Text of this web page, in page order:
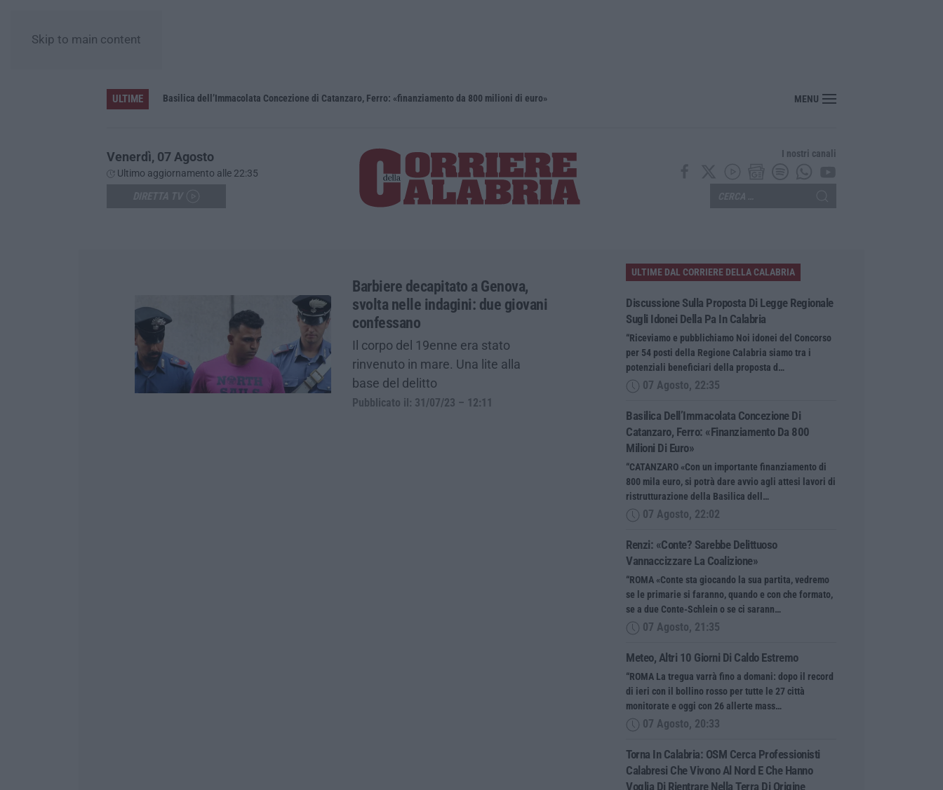
Skip to main content
ULTIME Basilica dell’Immacolata Concezione di Catanzaro, Ferro: «finanziamento da 800 milioni di euro» Renzi: «Conte? Sarebbe delittuoso vannaccizzare la coalizione»
MENU
Venerdì, 07 Agosto
Ultimo aggiornamento alle 22:35
I nostri canali
Barbiere decapitato a Genova,
svolta nelle indagini: due giovani
confessano
Il corpo del 19enne era stato
rinvenuto in mare. Una lite alla
base del delitto
Pubblicato il: 31/07/23 – 12:11
ULTIME DAL CORRIERE DELLA CALABRIA
Discussione Sulla Proposta Di Legge Regionale
Sugli Idonei Della Pa In Calabria
“Riceviamo e pubblichiamo Noi idonei del Concorso
per 54 posti della Regione Calabria siamo tra i
potenziali beneficiari della proposta d…
07 Agosto, 22:35
Basilica Dell’Immacolata Concezione Di
Catanzaro, Ferro: «finanziamento Da 800
Milioni Di Euro»
“CATANZARO «Con un importante finanziamento di
800 mila euro, si potrà dare avvio agli attesi lavori di
ristrutturazione della Basilica dell…
07 Agosto, 22:02
Renzi: «Conte? Sarebbe Delittuoso
Vannaccizzare La Coalizione»
“ROMA «Conte sta giocando la sua partita, vedremo
se le primarie si faranno, quando e con che formato,
se a due Conte-Schlein o se ci sarann…
07 Agosto, 21:35
Meteo, Altri 10 Giorni Di Caldo Estremo
“ROMA La tregua varrà fino a domani: dopo il record
di ieri con il bollino rosso per tutte le 27 città
monitorate e oggi con 26 allerte mass…
07 Agosto, 20:33
Torna In Calabria: OSM Cerca Professionisti
Calabresi Che Vivono Al Nord E Che Hanno
Voglia Di Rientrare Nella Terra Di Origine